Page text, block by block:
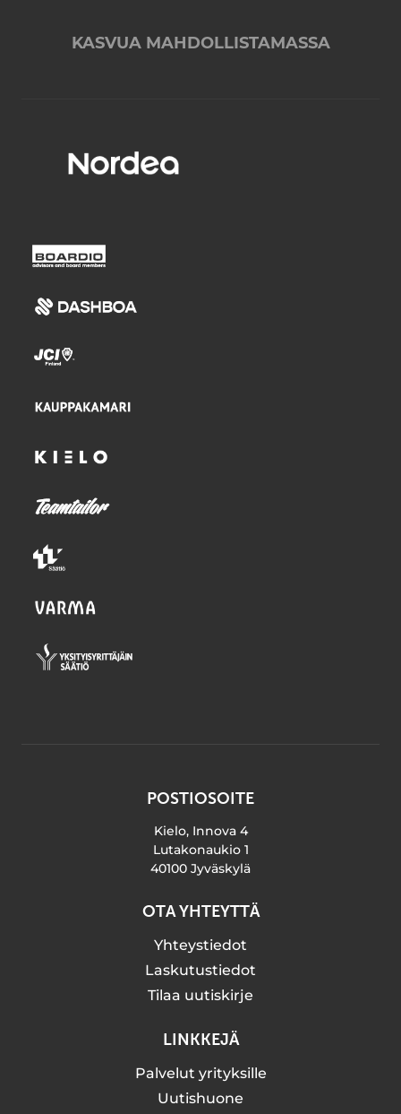
KASVUA MAHDOLLISTAMASSA
POSTIOSOITE
Kielo, Innova 4
Lutakonaukio 1
40100 Jyväskylä
OTA YHTEYTTÄ
Yhteystiedot
Laskutustiedot
Tilaa uutiskirje
LINKKEJÄ
Palvelut yrityksille
Uutishuone